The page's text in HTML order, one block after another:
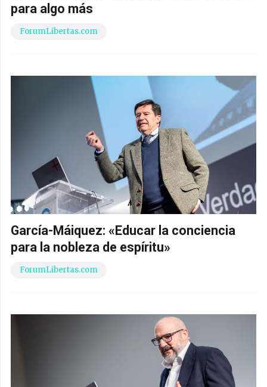
para algo más
ForumLibertas.com
García-Máiquez: «Educar la conciencia
para la nobleza de espíritu»
ForumLibertas.com